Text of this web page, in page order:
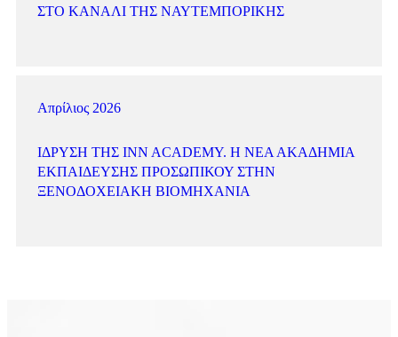
ΣΤΟ ΚΑΝΆΛΙ ΤΗΣ ΝΑΥΤΕΜΠΟΡΙΚΉΣ
Απρίλιος 2026
ΊΔΡΥΣΗ ΤΗΣ INN ACADEMY. Η ΝΈΑ ΑΚΑΔΗΜΊΑ
ΕΚΠΑΊΔΕΥΣΗΣ ΠΡΟΣΩΠΙΚΟΎ ΣΤΗΝ
ΞΕΝΟΔΟΧΕΙΑΚΉ ΒΙΟΜΗΧΑΝΊΑ